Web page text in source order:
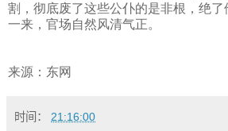
割，彻底废了这些公仆的是非根，绝
一来，官场自然风清气正。
来源：东网
时间： 21:16:00